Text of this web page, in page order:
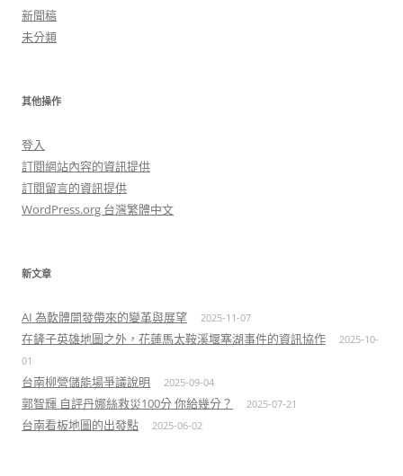
新聞稿
未分類
其他操作
登入
訂閱網站內容的資訊提供
訂閱留言的資訊提供
WordPress.org 台灣繁體中文
新文章
AI 為軟體開發帶來的變革與展望 2025-11-07
在鏟子英雄地圖之外，花蓮馬太鞍溪堰塞湖事件的資訊協作
2025-10-
01
台南柳營儲能場爭議說明 2025-09-04
郭智輝 自評丹娜絲救災100分 你給幾分？ 2025-07-21
台南看板地圖的出發點 2025-06-02